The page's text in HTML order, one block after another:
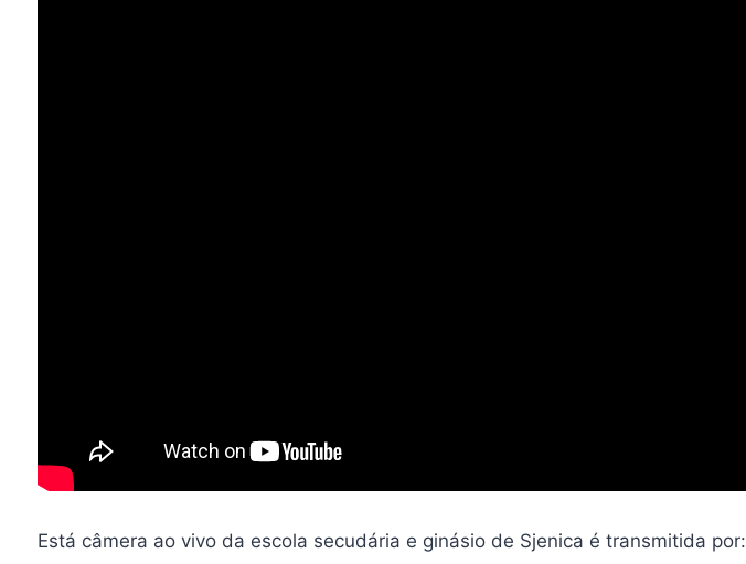
Está câmera ao vivo da escola secudária e ginásio de Sjenica é transmitida por: